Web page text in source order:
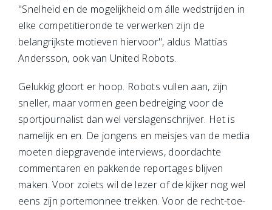
"Snelheid en de mogelijkheid om álle wedstrijden in
elke competitieronde te verwerken zijn de
belangrijkste motieven hiervoor", aldus Mattias
Andersson, ook van United Robots.
Gelukkig gloort er hoop. Robots vullen aan, zijn
sneller, maar vormen geen bedreiging voor de
sportjournalist dan wel verslagenschrijver. Het is
namelijk en en. De jongens en meisjes van de media
moeten diepgravende interviews, doordachte
commentaren en pakkende reportages blijven
maken. Voor zoiets wil de lezer of de kijker nog wel
eens zijn portemonnee trekken. Voor de recht-toe-